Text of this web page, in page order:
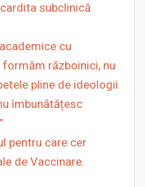
subclinică
cu
formăm războinici, nu
pline de ideologii
îmbunătățesc
pentru care cer
de Vaccinare.